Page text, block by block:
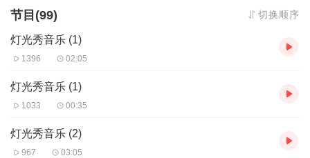
节目(99) 切换顺序
灯光秀音乐 (1)
1396 02:05
灯光秀音乐 (1)
1033 00:35
灯光秀音乐 (2)
967 03:05